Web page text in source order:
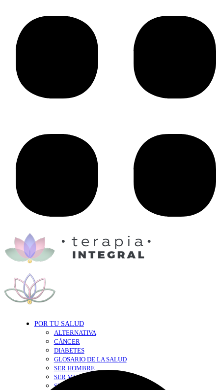
POR TU SALUD
ALTERNATIVA
CÁNCER
DIABETES
GLOSARIO DE LA SALUD
SER HOMBRE
SER MUJER
SEXY-SALUD